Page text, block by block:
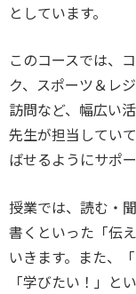
としています。
このコースでは、
ク、スポーツ＆レ
訪問など、幅広い
先生が担当してい
ばせるようにサポー
授業では、読む・
書くといった「伝
いきます。また、
「学びたい！」と